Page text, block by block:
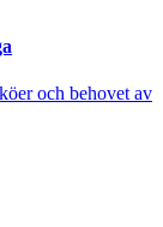
och behovet av